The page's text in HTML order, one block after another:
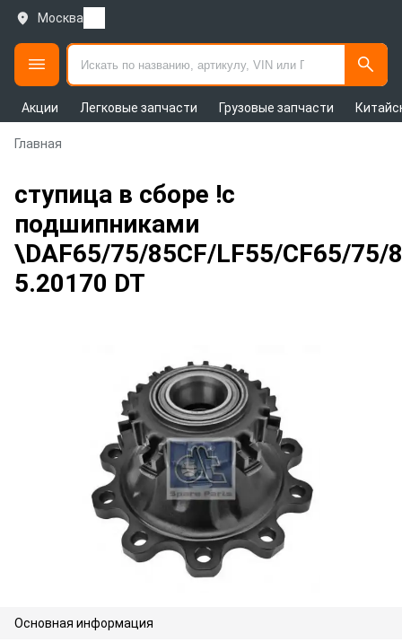
Москва
Акции Легковые запчасти Грузовые запчасти
Главная
ступица в сборе !с
подшипниками
\DAF65/75/85CF/LF55/CF65/75/
5.20170 DT
Основная информация